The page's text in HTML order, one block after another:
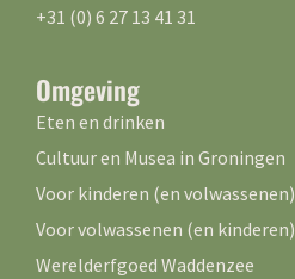
+31 (0) 6 27 13 41 31
Omgeving
Eten en drinken
Cultuur en Musea in Groningen
Voor kinderen (en volwassenen)
Voor volwassenen (en kinderen)
Werelderfgoed Waddenzee